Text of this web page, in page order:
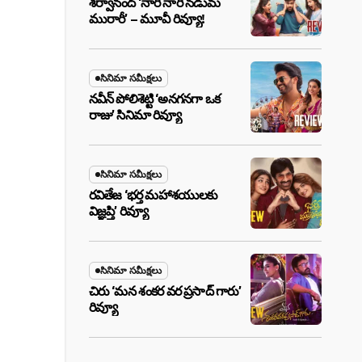
మురారీ’ – మూవీ రివ్యూ!
సినిమా సమీక్షలు
నవీన్ పోలిశెట్టి ‘అనగనగా ఒక
రాజు’ సినిమా రివ్యూ
సినిమా సమీక్షలు
రవితేజ ‘భర్త మహాశయులకు
విజ్ఞప్తి’ రివ్యూ
సినిమా సమీక్షలు
చిరు ‘మ‌న శంక‌ర వ‌ర ప్ర‌సాద్ గారు’
రివ్యూ